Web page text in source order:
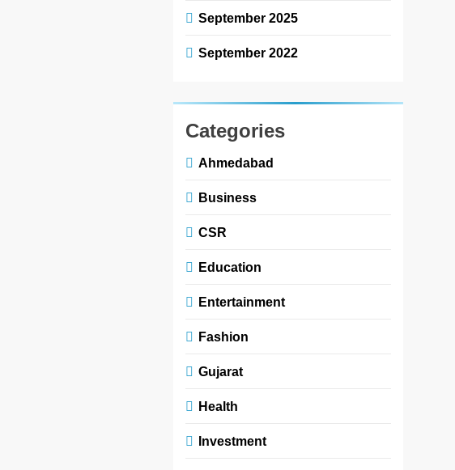
September 2025
September 2022
Categories
Ahmedabad
Business
CSR
Education
Entertainment
Fashion
Gujarat
Health
Investment